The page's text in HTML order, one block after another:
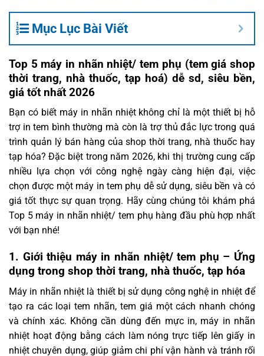
Mục Lục Bài Viết
Top 5 máy in nhãn nhiệt/ tem phụ (tem giá shop
thời trang, nhà thuốc, tạp hoá) dễ sd, siêu bền,
giá tốt nhất 2026
Bạn có biết máy in nhãn nhiệt không chỉ là một thiết bị hỗ
trợ in tem bình thường mà còn là trợ thủ đắc lực trong quá
trình quản lý bán hàng của shop thời trang, nhà thuốc hay
tạp hóa? Đặc biệt trong năm 2026, khi thị trường cung cấp
nhiều lựa chọn với công nghệ ngày càng hiện đại, việc
chọn được một máy in tem phụ dễ sử dụng, siêu bền và có
giá tốt thực sự quan trọng. Hãy cùng chúng tôi khám phá
Top 5 máy in nhãn nhiệt/ tem phụ hàng đầu phù hợp nhất
với bạn nhé!
1. Giới thiệu máy in nhãn nhiệt/ tem phụ – Ứng
dụng trong shop thời trang, nhà thuốc, tạp hóa
Máy in nhãn nhiệt là thiết bị sử dụng công nghệ in nhiệt để
tạo ra các loại tem nhãn, tem giá một cách nhanh chóng
và chính xác. Không cần dùng đến mực in, máy in nhãn
nhiệt hoạt động bằng cách làm nóng trực tiếp lên giấy in
nhiệt chuyên dụng, giúp giảm chi phí vận hành và tránh rối